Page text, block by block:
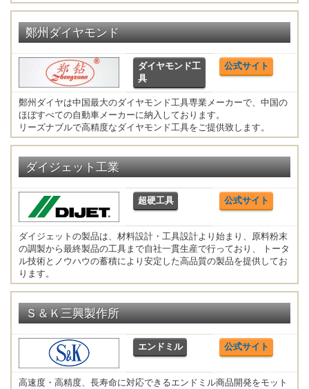
鄭州ダイヤモンド
ダイヤモンド工
具
公式サイト
鄭州ダイヤは中国最大のダイヤモンド工具専業メーカーで、中国の
ほぼすべての自動車メーカーに納入しております。
リーズナブルで高精度なダイヤモンド工具をご提供致します。
ダイジェット工業
超硬工具 公式サイト
ダイジェットの製品は、材料設計・工具設計より始まり、原料粉末
の調製から最終製品の工具まで自社一貫生産で行っており、 トータ
ル技術とノウハウの蓄積により安定した高品質の製品を提供してお
ります。
Ｓ＆Ｋ三興製作所
エンドミル 公式サイト
高速度・高精度、長寿命に対応できるエンドミル商品開発をモット